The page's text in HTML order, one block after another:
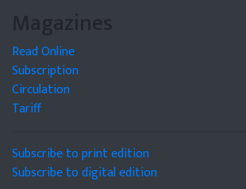
Magazines
Read Online
Subscription
Circulation
Tariff
Subscribe to print edition
Subscribe to digital edition